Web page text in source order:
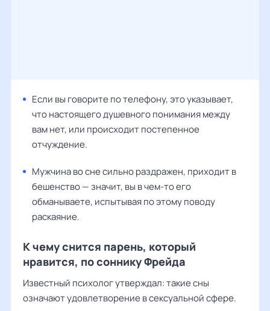
Если вы говорите по телефону, это указывает,
что настоящего душевного понимания между
вам нет, или происходит постепенное
отчуждение.
Мужчина во сне сильно раздражен, приходит в
бешенство — значит, вы в чем-то его
обманываете, испытывая по этому поводу
раскаяние.
К чему снится парень, который
нравится, по соннику Фрейда
Известный психолог утверждал: такие сны
означают удовлетворение в сексуальной сфере.